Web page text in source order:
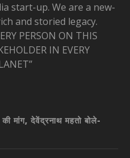
start-up. We are a new-
and storied legacy.
PERSON ON THIS
IN EVERY
की मांग, देवेंद्रनाथ महतो बोले-